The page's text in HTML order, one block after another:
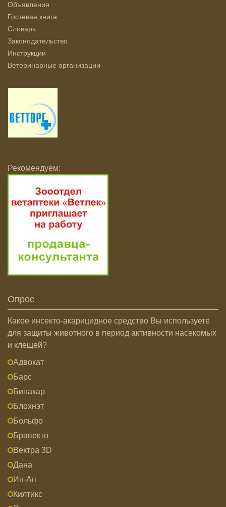
Объявления
Гостевая книга
Словарь
Законодательство
Инструкции
Ветеринарные организации
Рекомендуем:
Опрос
Какое инсекто-акарицидное средство Вы используете
для защиты животного в период активности насекомых
и клещей?
Адвокат
Барс
Бинакар
Блохнэт
Больфо
Бравекто
Вектра 3D
Дана
Ин-Ап
Килтикс